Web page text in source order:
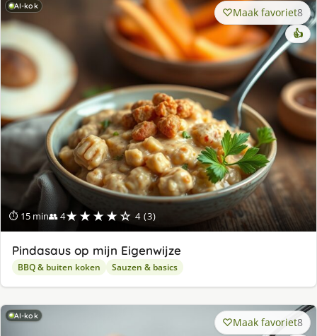
AI-kok
⏱ 15 min👥 4★★★★☆ 4 (3)
Maak favoriet8
👍
Pindasaus op mijn Eigenwijze
BBQ & buiten koken Sauzen & basics
AI-kok Maak favoriet8